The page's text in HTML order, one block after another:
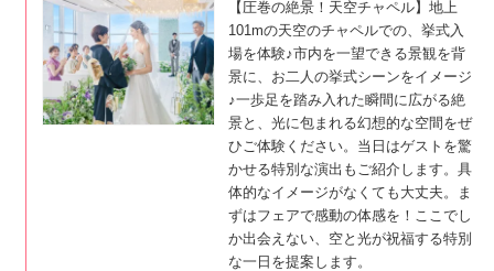
【圧巻の絶景！天空チャペル】地上
101mの天空のチャペルでの、挙式入
場を体験♪市内を一望できる景観を背
景に、お二人の挙式シーンをイメージ
♪一歩足を踏み入れた瞬間に広がる絶
景と、光に包まれる幻想的な空間をぜ
ひご体験ください。当日はゲストを驚
かせる特別な演出もご紹介します。具
体的なイメージがなくても大丈夫。ま
ずはフェアで感動の体感を！ここでし
か出会えない、空と光が祝福する特別
な一日を提案します。